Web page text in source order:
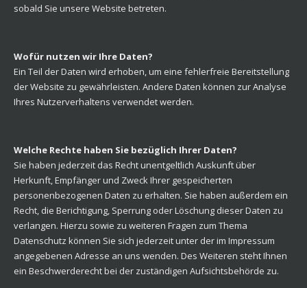
sobald Sie unsere Website betreten.
Wofür nutzen wir Ihre Daten?
Ein Teil der Daten wird erhoben, um eine fehlerfreie Bereitstellung
der Website zu gewährleisten. Andere Daten können zur Analyse
Ihres Nutzerverhaltens verwendet werden.
Welche Rechte haben Sie bezüglich Ihrer Daten?
Sie haben jederzeit das Recht unentgeltlich Auskunft über
Herkunft, Empfänger und Zweck Ihrer gespeicherten
personenbezogenen Daten zu erhalten. Sie haben außerdem ein
Recht, die Berichtigung, Sperrung oder Löschung dieser Daten zu
verlangen. Hierzu sowie zu weiteren Fragen zum Thema
Datenschutz können Sie sich jederzeit unter der im Impressum
angegebenen Adresse an uns wenden. Des Weiteren steht Ihnen
ein Beschwerderecht bei der zuständigen Aufsichtsbehörde zu.